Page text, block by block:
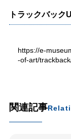
トラックバック
https://e-
-of-art/
関連記事